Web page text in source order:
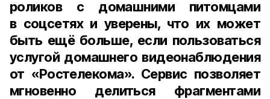
роликов с домашними питомцами
в соцсетях и уверены, что их может
быть ещё больше, если пользоваться
услугой домашнего видеонаблюдения
от «Ростелекома». Сервис позволяет
мгновенно делиться фрагментами